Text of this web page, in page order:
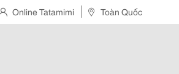
Ép Nhiệt, In Chuyển Nhiệt....
Online Tatamimi Toàn Quốc